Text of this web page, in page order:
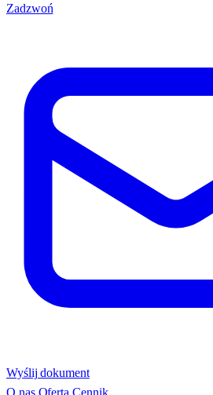
Zadzwoń
Wyślij dokument
O nas Oferta Cennik